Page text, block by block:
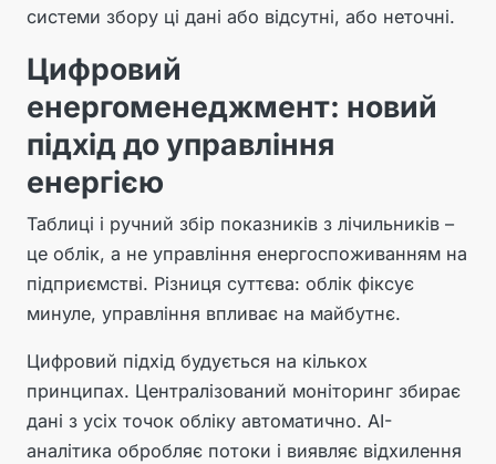
системи збору ці дані або відсутні, або неточні.
Цифровий
енергоменеджмент: новий
підхід до управління
енергією
Таблиці і ручний збір показників з лічильників –
це облік, а не управління енергоспоживанням на
підприємстві. Різниця суттєва: облік фіксує
минуле, управління впливає на майбутнє.
Цифровий підхід будується на кількох
принципах. Централізований моніторинг збирає
дані з усіх точок обліку автоматично. AI-
аналітика обробляє потоки і виявляє відхилення